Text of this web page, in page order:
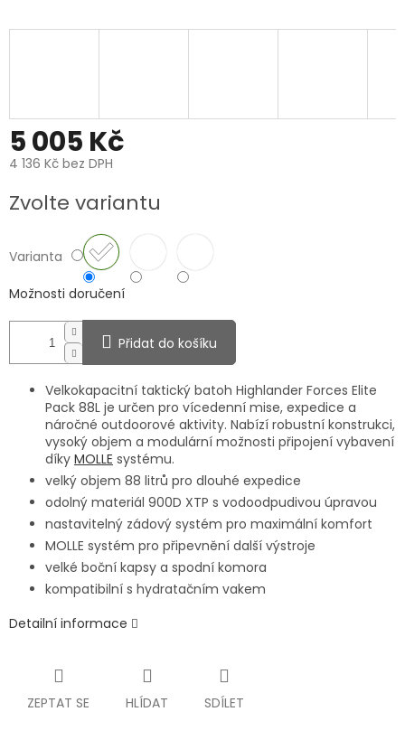
5 005 Kč
4 136 Kč bez DPH
cena:
Zvolte variantu
Varianta
Možnosti doručení
Přidat do košíku
Velkokapacitní taktický batoh Highlander Forces Elite
Pack 88L je určen pro vícedenní mise, expedice a
náročné outdoorové aktivity. Nabízí robustní konstrukci,
vysoký objem a modulární možnosti připojení vybavení
díky MOLLE systému.
velký objem 88 litrů pro dlouhé expedice
odolný materiál 900D XTP s vodoodpudivou úpravou
nastavitelný zádový systém pro maximální komfort
MOLLE systém pro připevnění další výstroje
velké boční kapsy a spodní komora
kompatibilní s hydratačním vakem
Detailní informace
ZEPTAT SE HLÍDAT SDÍLET